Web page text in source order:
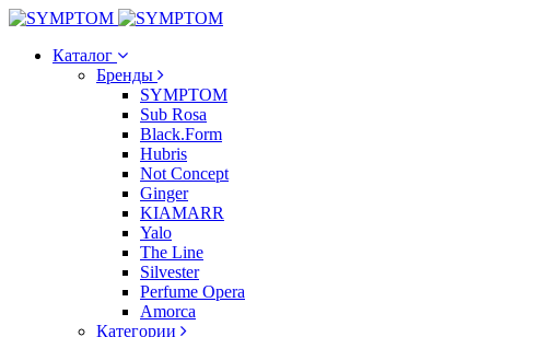
Каталог
Бренды
SYMPTOM
Sub Rosa
Black.Form
Hubris
Not Concept
Ginger
KIAMARR
Yalo
The Line
Silvester
Perfume Opera
Amorca
Категории